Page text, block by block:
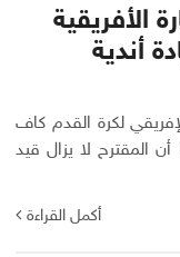
الأفريقية
أندية
لكرة القدم كاف
المقترح لا يزال قيد
أكمل القراءة